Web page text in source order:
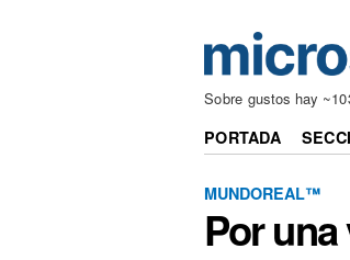
Sobre gustos hay
PORTADA
MUNDOREAL™
Por